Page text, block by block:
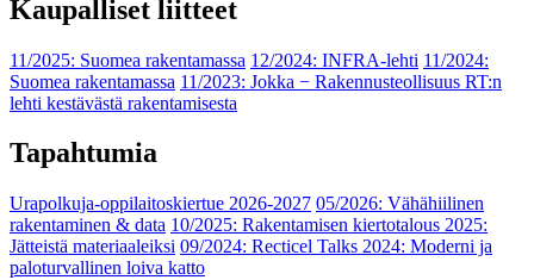
Kaupalliset liitteet
11/2025: Suomea rakentamassa 12/2024: INFRA-lehti 11/2024:
Suomea rakentamassa 11/2023: Jokka − Rakennusteollisuus RT:n
lehti kestävästä rakentamisesta
Tapahtumia
Urapolkuja-oppilaitoskiertue 2026-2027 05/2026: Vähähiilinen
rakentaminen & data 10/2025: Rakentamisen kiertotalous 2025:
Jätteistä materiaaleiksi 09/2024: Recticel Talks 2024: Moderni ja
paloturvallinen loiva katto